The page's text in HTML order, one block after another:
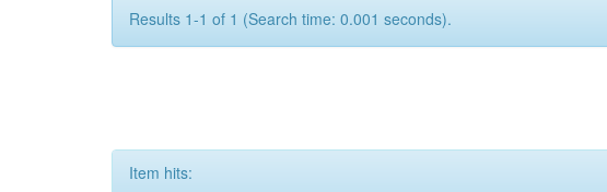
Results 1-1 of 1 (Search time: 0.001 seconds).
Item hits: